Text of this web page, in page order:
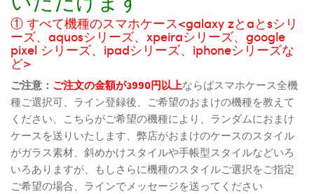
① すべて機種のスマホケース<galaxy zとaとsシリ
ーズ、aquosシリーズ、xpeiraシリーズ、google
pixel シリーズ、ipadシリーズ、iphoneシリーズな
ど>
ご注意： ご注文の金額が3990円以上ならばスマホケース全機
種ご選択可、ライン登録後、ご希望のおまけの機種を教えて
ください、こちらがご希望の機種により、ランダムにおまけ
ケースを送りいたします、弊店がおまけのケースのスタイル
がガラス素材、斜めかけスタイルや手帳型スタイルなどいろ
いろありますが、もしさらに機種のスタイルご選択をご指定
ご希望の場合、ラインでメッセージを送ってください